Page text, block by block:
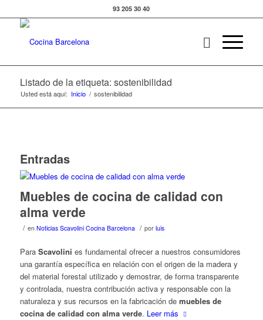
93 205 30 40
Listado de la etiqueta: sostenibilidad
Usted está aquí: Inicio / sostenibilidad
Entradas
Muebles de cocina de calidad con
alma verde
/ en Noticias Scavolini Cocina Barcelona / por luis
Para Scavolini es fundamental ofrecer a nuestros consumidores
una garantía específica en relación con el origen de la madera y
del material forestal utilizado y demostrar, de forma transparente
y controlada, nuestra contribución activa y responsable con la
naturaleza y sus recursos en la fabricación de muebles de
cocina de calidad con alma verde. Leer más